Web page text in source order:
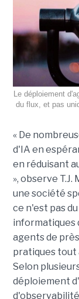
Le déploiement
du flux, et pas
« De
d'IA en
en réduisant
», observe T.J.
une société
ce n'est pas
informatiques
agents de
pratiques tout
Selon
déploiement